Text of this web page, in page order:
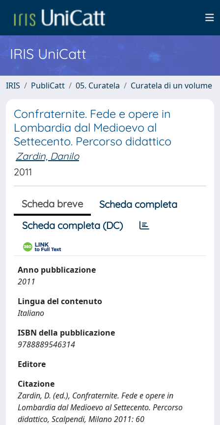
IRIS UniCatt
IRIS PubliCatt 05. Curatela Curatela di un volume
Confraternite. Fede e opere in
Lombardia dal Medioevo al
Settecento. Percorso didattico
Zardin, Danilo
2011
Scheda breve
Scheda completa
Scheda completa (DC)
Anno pubblicazione
2011
Lingua del contenuto
Italiano
ISBN della pubblicazione
9788889546314
Editore
Citazione
Zardin, D. (ed.), Confraternite. Fede e opere in
Lombardia dal Medioevo al Settecento. Percorso
didattico, Scalpendi, Milano 2011: 60